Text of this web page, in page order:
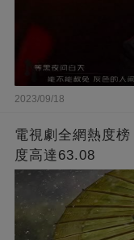
2023/09/18
電視劇全網熱度
度高達63.08